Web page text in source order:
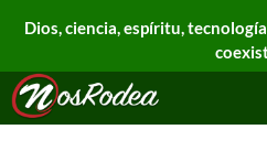
Dios, ciencia, espíritu,
Nos Rodea
Search